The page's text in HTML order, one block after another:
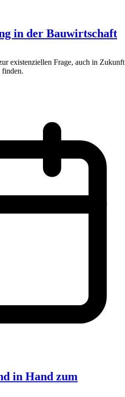
in der Bauwirtschaft
existenziellen Frage, auch in Zukunft
finden.
in Hand zum